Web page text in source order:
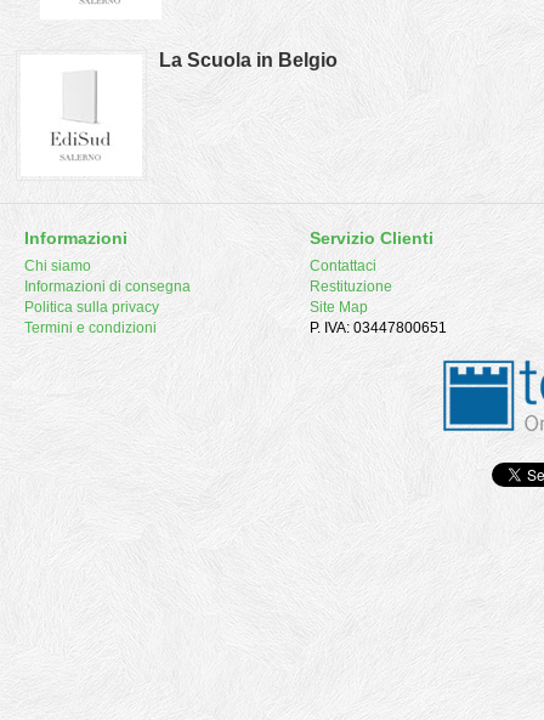
La Scuola in Belgio
Informazioni
Chi siamo
Informazioni di consegna
Politica sulla privacy
Termini e condizioni
Servizio Clienti
Contattaci
Restituzione
Site Map
P. IVA: 03447800651